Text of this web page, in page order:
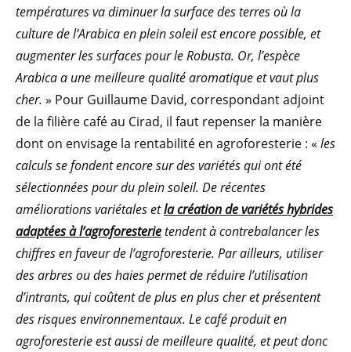
températures va diminuer la surface des terres où la
culture de l’Arabica en plein soleil est encore possible, et
augmenter les surfaces pour le Robusta. Or, l’espèce
Arabica a une meilleure qualité aromatique et vaut plus
cher. » Pour Guillaume David, correspondant adjoint
de la filière café au Cirad, il faut repenser la manière
dont on envisage la rentabilité en agroforesterie : « les
calculs se fondent encore sur des variétés qui ont été
sélectionnées pour du plein soleil. De récentes
améliorations variétales etla création de variétés hybrides
adaptées à l’agroforesterietendent à contrebalancer les
chiffres en faveur de l’agroforesterie. Par ailleurs, utiliser
des arbres ou des haies permet de réduire l’utilisation
d’intrants, qui coûtent de plus en plus cher et présentent
des risques environnementaux. Le café produit en
agroforesterie est aussi de meilleure qualité, et peut donc